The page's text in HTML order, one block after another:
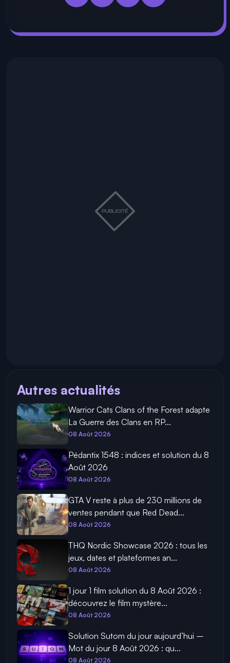
Autres actualités
Warrior Cats Clans of the Forest adapte
La Guerre des Clans en RP...
08 Août 2026
Pédantix 1548 : indices et solution du 8
Août 2026
08 Août 2026
GTA V reste à plus de 230 millions de
ventes pendant que Red Dead...
08 Août 2026
THQ Nordic Showcase 2026 : tous les
jeux, dates et plateformes an...
08 Août 2026
1 jour 1 film solution du 8 Août 2026 :
découvrez le film mystère...
08 Août 2026
Solution Sutom du jour aujourd’hui –
Mot du jour 8 Août 2026 : qu...
08 Août 2026